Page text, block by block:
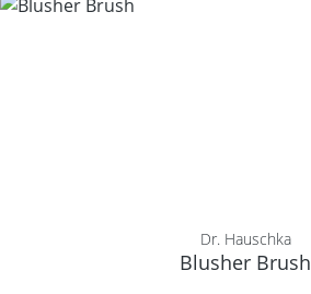
Dr. Hauschka
Blusher Brush